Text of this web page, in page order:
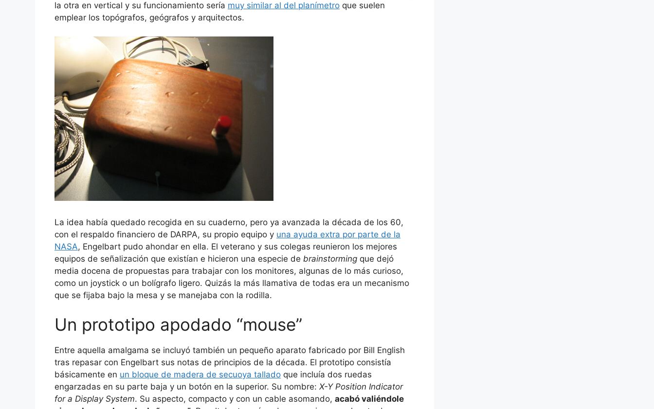
la otra en vertical y su funcionamiento sería muy similar al del planímetro que suelen
emplear los topógrafos, geógrafos y arquitectos.
La idea había quedado recogida en su cuaderno, pero ya avanzada la década de los 60,
con el respaldo financiero de DARPA, su propio equipo y una ayuda extra por parte de la
NASA, Engelbart pudo ahondar en ella. El veterano y sus colegas reunieron los mejores
equipos de señalización que existían e hicieron una especie de brainstorming que dejó
media docena de propuestas para trabajar con los monitores, algunas de lo más curioso,
como un joystick o un bolígrafo ligero. Quizás la más llamativa de todas era un mecanismo
que se fijaba bajo la mesa y se manejaba con la rodilla.
Un prototipo apodado “mouse”
Entre aquella amalgama se incluyó también un pequeño aparato fabricado por Bill English
tras repasar con Engelbart sus notas de principios de la década. El prototipo consistía
básicamente en un bloque de madera de secuoya tallado que incluía dos ruedas
engarzadas en su parte baja y un botón en la superior. Su nombre: X-Y Position Indicator
for a Display System. Su aspecto, compacto y con un cable asomando, acabó valiéndole